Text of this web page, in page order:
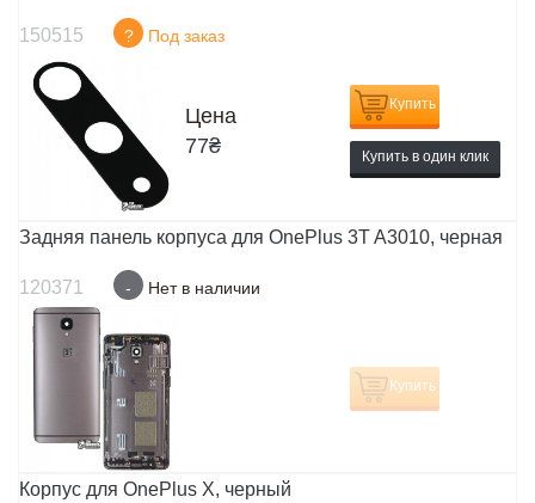
150515 ? Под заказ
Цена
77₴
Купить
Купить в один клик
Задняя панель корпуса для OnePlus 3T A3010, черная
120371 - Нет в наличии
Купить
Корпус для OnePlus X, черный